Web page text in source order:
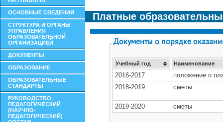
ОСНОВНЫЕ СВЕДЕНИЯ
СТРУКТУРА И ОРГАНЫ
УПРАВЛЕНИЯ
ОБРАЗОВАТЕЛЬНОЙ
ОРГАНИЗАЦИЕЙ
ДОКУМЕНТЫ
ОБРАЗОВАНИЕ
ОБРАЗОВАТЕЛЬНЫЕ
СТАНДАРТЫ
РУКОВОДСТВО.
ПЕДАГОГИЧЕСКИЙ
(НАУЧНО-
ПЕДАГОГИЧЕСКИЙ)
Платные